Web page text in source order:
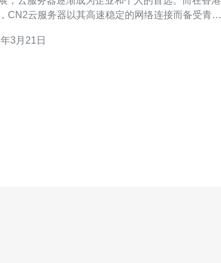
CN2云服务器以其高速稳定的网络连接而备受青
中国电信推出的一种高速稳定的网络连接服务。相
3月21日